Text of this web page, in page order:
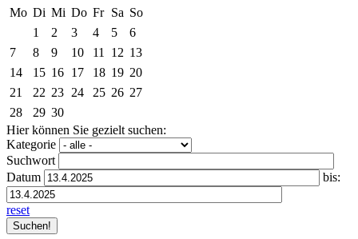
Mo Di Mi Do Fr Sa So
1
2 3 4 5
6
7
8 9 10 11 12 13
14
15 16 17 18 19 20
21
22 23 24 25 26 27
28
29 30
Hier können Sie gezielt suchen:
Kategorie
Suchwort
Datum
bis:
reset